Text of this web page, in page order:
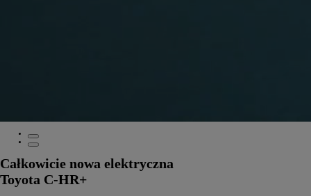
Całkowicie nowa elektryczna
Toyota C-HR+